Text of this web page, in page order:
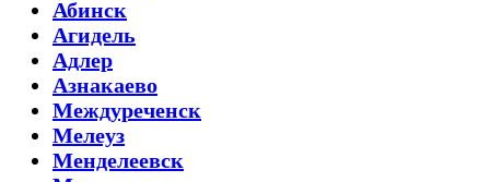
Абинск
Агидель
Адлер
Азнакаево
Междуреченск
Мелеуз
Менделеевск